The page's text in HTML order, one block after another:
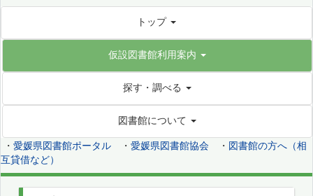
トップ
仮設図書館利用案内
探す・調べる
図書館について
・ 愛媛県図書館ポータル ・ 愛媛県図書館協会 ・ 図書館の方へ（相
互貸借など）